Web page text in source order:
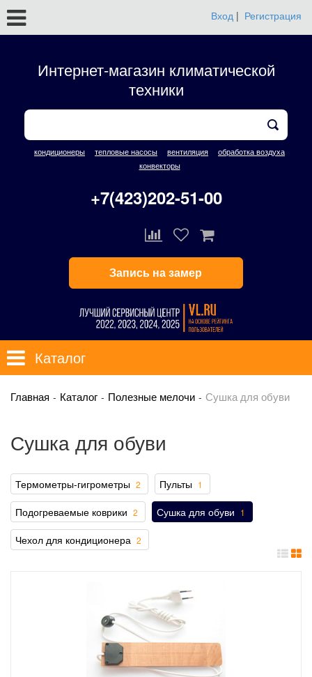
Вход | Регистрация
Интернет-магазин климатической
техники
кондиционеры тепловые насосы вентиляция
обработка воздуха
конвекторы
+7(423)202-51-00
Запись на замер
Каталог
Главная Каталог Полезные мелочи Сушка для обуви
Сушка для обуви
Термометры-гигрометры 2 Пульты 1
Подогреваемые коврики 2 Сушка для обуви 1
Чехол для кондиционера 2